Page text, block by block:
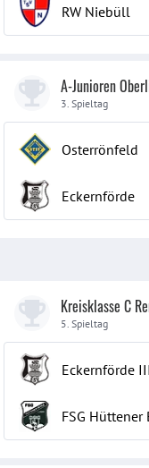
RW Niebüll
A-Junioren
3. Spieltag
Osterrönfeld
Eckernförde
Kreisklasse C
5. Spieltag
Eckernförde III
FSG Hüttener